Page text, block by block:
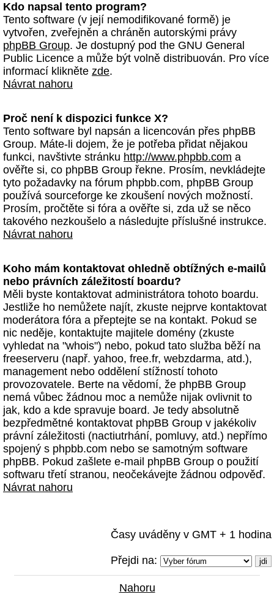
Kdo napsal tento program?
Tento software (v její nemodifikované formě) je
vytvořen, zveřejněn a chráněn autorskými právy
phpBB Group. Je dostupný pod the GNU General
Public Licence a může být volně distribuován. Pro více
informací klikněte zde.
Návrat nahoru
Proč není k dispozici funkce X?
Tento software byl napsán a licencován přes phpBB
Group. Máte-li dojem, že je potřeba přidat nějakou
funkci, navštivte stránku http://www.phpbb.com a
ověřte si, co phpBB Group řekne. Prosím, nevkládejte
tyto požadavky na fórum phpbb.com, phpBB Group
používá sourceforge ke zkoušení nových možností.
Prosím, pročtěte si fóra a ověřte si, zda už se něco
takového nezkoušelo a následujte příslušné instrukce.
Návrat nahoru
Koho mám kontaktovat ohledně obtížných e-mailů
nebo právních záležitostí boardu?
Měli byste kontaktovat administrátora tohoto boardu.
Jestliže ho nemůžete najít, zkuste nejprve kontaktovat
moderátora fóra a přeptejte se na kontakt. Pokud se
nic neděje, kontaktujte majitele domény (zkuste
vyhledat na "whois") nebo, pokud tato služba běží na
freeserveru (např. yahoo, free.fr, webzdarma, atd.),
management nebo oddělení stížností tohoto
provozovatele. Berte na vědomí, že phpBB Group
nemá vůbec žádnou moc a nemůže nijak ovlivnit to
jak, kdo a kde spravuje board. Je tedy absolutně
bezpředmětné kontaktovat phpBB Group v jakékoliv
právní záležitosti (nactiutrhání, pomluvy, atd.) nepřímo
spojený s phpbb.com nebo se samotným software
phpBB. Pokud zašlete e-mail phpBB Group o použití
softwaru třetí stranou, neočekávejte žádnou odpověď.
Návrat nahoru
Časy uváděny v GMT + 1 hodina
Přejdi na:
Nahoru